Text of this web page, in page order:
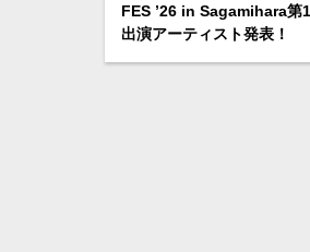
FES ’26 in Sagamihara第
出演アーティスト発表！